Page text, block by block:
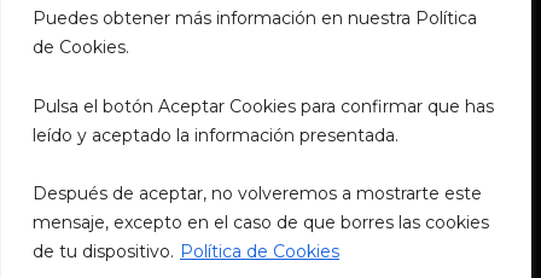
Puedes obtener más información en nuestra Política
de Cookies.
Pulsa el botón Aceptar Cookies para confirmar que has
leído y aceptado la información presentada.
Después de aceptar, no volveremos a mostrarte este
mensaje, excepto en el caso de que borres las cookies
de tu dispositivo. Política de Cookies
932 319 077
Plaça de la Corona, 2, 08402
Políticas Legales